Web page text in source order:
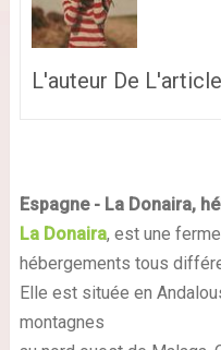
L'auteur De
Espagne - La Donaira,
La Donaira, est une
hébergements tous
Elle est située en
montagnes